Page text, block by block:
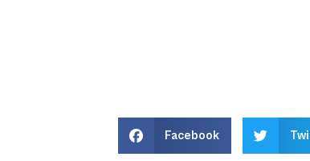
Facebook